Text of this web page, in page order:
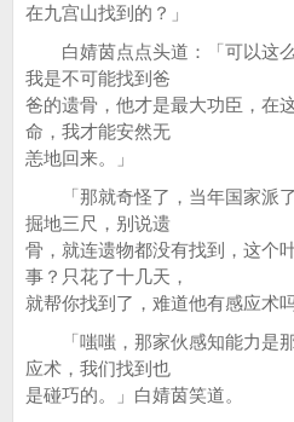
在九宫山找到的？」
白婧茵点点头道：「可以这么
我是不可能找到爸
爸的遗骨，他才是最大功臣，在
命，我才能安然无
恙地回来。」
「那就奇怪了，当年国家派了
掘地三尺，别说遗
骨，就连遗物都没有找到，这个
事？只花了十几天，
就帮你找到了，难道他有感应术
「嗤嗤，那家伙感知能力是那
应术，我们找到也
是碰巧的。」白婧茵笑道。